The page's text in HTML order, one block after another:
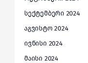
სექტემბერი 2024
აგვისტო 2024
ივნისი 2024
მაისი 2024